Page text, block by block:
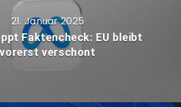
21. Januar 2025
Faktencheck: EU bleibt
vorerst verschont